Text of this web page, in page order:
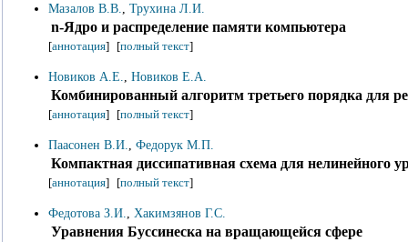
Мазалов В.В., Трухина Л.И.
n-Ядро и распределение памяти компьютера
[аннотация] [полный текст]
Новиков А.Е., Новиков Е.А.
Комбинированный алгоритм третьего порядка для
[аннотация] [полный текст]
Паасонен В.И., Федорук М.П.
Компактная диссипативная схема для нелинейного
[аннотация] [полный текст]
Федотова З.И., Хакимзянов Г.С.
Уравнения Буссинеска на вращающейся сфере